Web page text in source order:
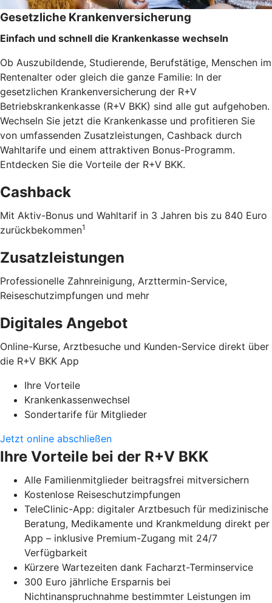
Gesetzliche Krankenversicherung
Einfach und schnell die Krankenkasse wechseln
Ob Auszubildende, Studierende, Berufstätige, Menschen im
Rentenalter oder gleich die ganze Familie: In der
gesetzlichen Krankenversicherung der R+V
Betriebskrankenkasse (R+V BKK) sind alle gut aufgehoben.
Wechseln Sie jetzt die Krankenkasse und profitieren Sie
von umfassenden Zusatzleistungen, Cashback durch
Wahltarife und einem attraktiven Bonus-Programm.
Entdecken Sie die Vorteile der R+V BKK.
Cashback
Mit Aktiv-Bonus und Wahltarif in 3 Jahren bis zu 840 Euro
zurückbekommen1
Zusatzleistungen
Professionelle Zahnreinigung, Arzttermin-Service,
Reiseschutzimpfungen und mehr
Digitales Angebot
Online-Kurse, Arztbesuche und Kunden-Service direkt über
die R+V BKK App
Ihre Vorteile
Krankenkassenwechsel
Sondertarife für Mitglieder
Jetzt online abschließen
Ihre Vorteile bei der R+V BKK
Alle Familienmitglieder beitragsfrei mitversichern
Kostenlose Reiseschutzimpfungen
TeleClinic-App: digitaler Arztbesuch für medizinische
Beratung, Medikamente und Krankmeldung direkt per
App – inklusive Premium-Zugang mit 24/7
Verfügbarkeit
Kürzere Wartezeiten dank Facharzt-Terminservice
300 Euro jährliche Ersparnis bei
Nichtinanspruchnahme bestimmter Leistungen im